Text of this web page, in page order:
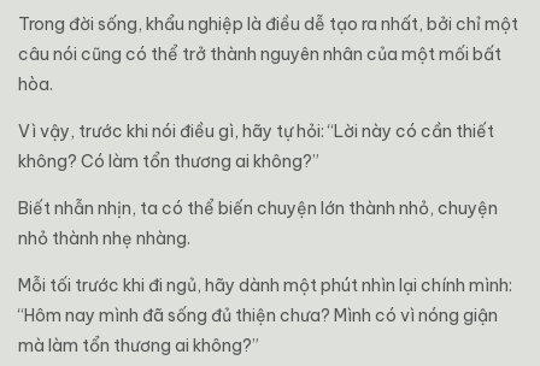
Trong đời sống, khẩu nghiệp là điều dễ tạo ra nhất, bởi chỉ một
câu nói cũng có thể trở thành nguyên nhân của một mối bất
hòa.
Vì vậy, trước khi nói điều gì, hãy tự hỏi: “Lời này có cần thiết
không? Có làm tổn thương ai không?”
Biết nhẫn nhịn, ta có thể biến chuyện lớn thành nhỏ, chuyện
nhỏ thành nhẹ nhàng.
Mỗi tối trước khi đi ngủ, hãy dành một phút nhìn lại chính mình:
“Hôm nay mình đã sống đủ thiện chưa? Mình có vì nóng giận
mà làm tổn thương ai không?”